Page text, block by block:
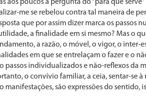
aos poucos a pergunta do “para que
me se rebelou con­tra tal maneira de
que por assim dizer marca os passos
a finalidade em si mesmo? Mas o
a razão, o móvel, o vigor, o inter-
em que se entrelaçam o fazer e o
passos individualizados e não-refle­xos da
o convívio familiar, a ceia, sentar-se à
manifestações, são expressões do sentido,